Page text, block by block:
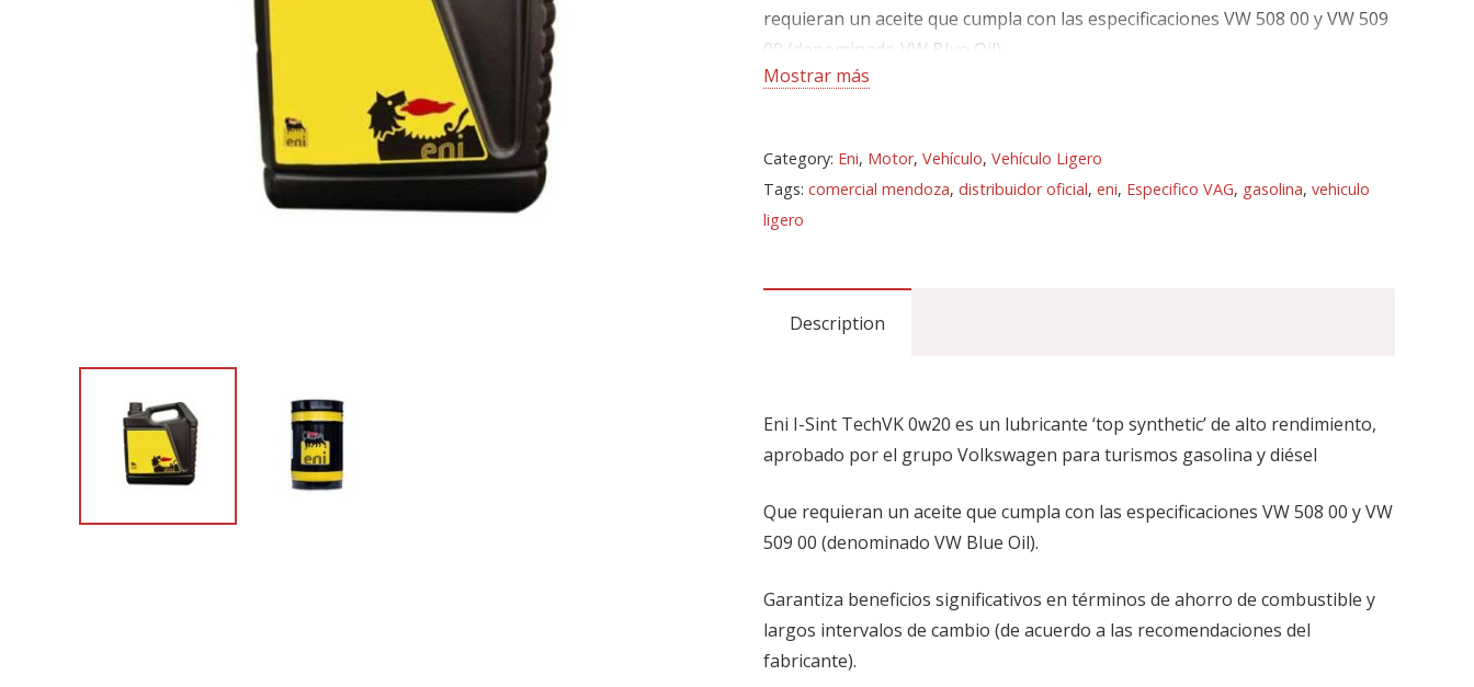
requieran un aceite que cumpla con las especificaciones VW 508 00 y VW 509
00 (denominado VW Blue Oil).
ACEA A1/B1
Porsche C20
Envases: 1L, 5L y 205L
Tabla homologaciones/Fabricante
Mostrar más
Category: Eni, Motor, Vehículo, Vehículo Ligero
Tags: comercial mendoza, distribuidor oficial, eni, Especifico VAG, gasolina, vehiculo
ligero
Description
Eni I-Sint TechVK 0w20 es un lubricante ‘top synthetic’ de alto rendimiento,
aprobado por el grupo Volkswagen para turismos gasolina y diésel
Que requieran un aceite que cumpla con las especificaciones VW 508 00 y VW
509 00 (denominado VW Blue Oil).
Garantiza beneficios significativos en términos de ahorro de combustible y
largos intervalos de cambio (de acuerdo a las recomendaciones del
fabricante).